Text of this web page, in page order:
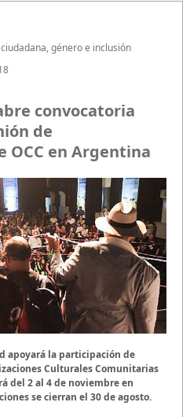
género e inclusión
convocatoria
de
OCC en Argentina
apoyará la participación de
Culturales Comunitarias
del 2 al 4 de noviembre en
se cierran el 30 de agosto.